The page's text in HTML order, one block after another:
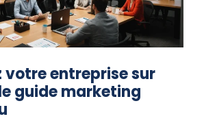
votre entreprise sur
guide marketing